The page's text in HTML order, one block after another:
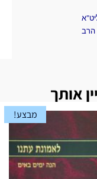
הרב
אותך
מבצע!